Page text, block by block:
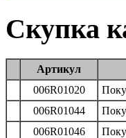
Скупка
Артикул
006R01020
006R01044
006R01046